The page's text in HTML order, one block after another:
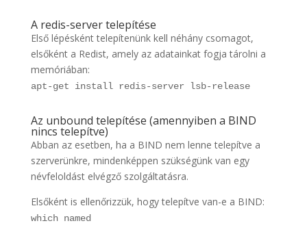
A redis-server telepítése
Első lépésként telepítenünk kell néhány csomagot,
elsőként a Redist, amely az adatainkat fogja tárolni a
memóriában:
apt-get install redis-server lsb-release
Az unbound telepítése (amennyiben a BIND
nincs telepítve)
Abban az esetben, ha a BIND nem lenne telepítve a
szerverünkre, mindenképpen szükségünk van egy
névfeloldást elvégző szolgáltatásra.
Elsőként is ellenőrizzük, hogy telepítve van-e a BIND:
which named